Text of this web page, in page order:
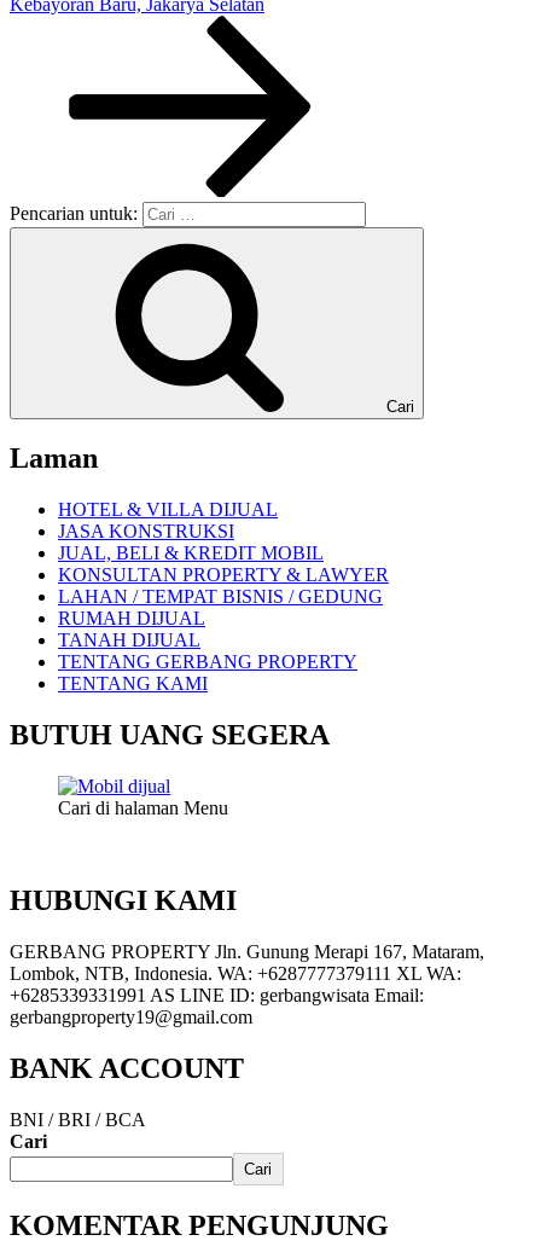
Pencarian untuk:
Cari
Laman
HOTEL & VILLA DIJUAL
JASA KONSTRUKSI
JUAL, BELI & KREDIT MOBIL
KONSULTAN PROPERTY & LAWYER
LAHAN / TEMPAT BISNIS / GEDUNG
RUMAH DIJUAL
TANAH DIJUAL
TENTANG GERBANG PROPERTY
TENTANG KAMI
BUTUH UANG SEGERA
Cari di halaman Menu
HUBUNGI KAMI
GERBANG PROPERTY Jln. Gunung Merapi 167, Mataram,
Lombok, NTB, Indonesia. WA: +6287777379111 XL WA:
+6285339331991 AS LINE ID: gerbangwisata Email:
gerbangproperty19@gmail.com
BANK ACCOUNT
BNI / BRI / BCA
Cari
Cari
KOMENTAR PENGUNJUNG